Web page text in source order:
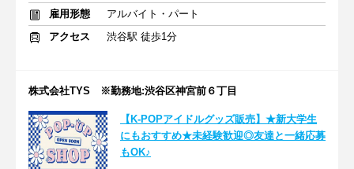
雇用形態
アルバイト・パート
アクセス
渋谷駅 徒歩1分
株式会社TYS ※勤務地:渋谷区神宮前６丁目
【K-POPアイドルグッズ販売】★新大学生
にもおすすめ★未経験歓迎◎友達と一緒応募
もOK♪